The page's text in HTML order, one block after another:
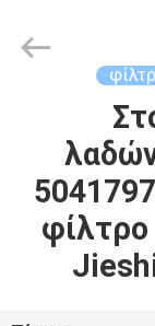
ΠΡΟΪΌΝΤΑ
ΒΊΝΤΕΟ
Rights